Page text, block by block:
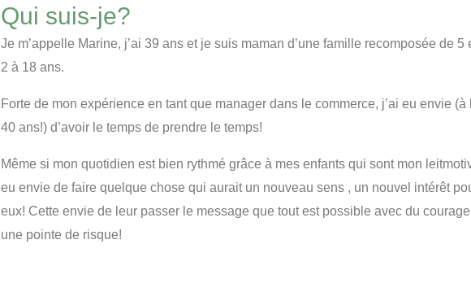
Qui suis-je?
Je m’appelle Marine, j’ai 39 ans et je suis maman d’une famille recomposée de 5
2 à 18 ans.
Forte de mon expérience en tant que manager dans le commerce, j’ai eu envie (à
40 ans!) d’avoir le temps de prendre le temps!
Même si mon quotidien est bien rythmé grâce à mes enfants qui sont mon
eu envie de faire quelque chose qui aurait un nouveau sens , un nouvel intérêt
eux! Cette envie de leur passer le message que tout est possible avec du
une pointe de risque!